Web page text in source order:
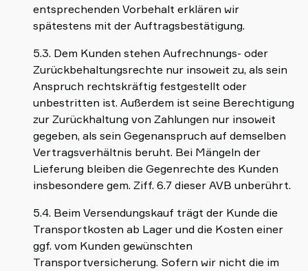
entsprechenden Vorbehalt erklären wir
spätestens mit der Auftragsbestätigung.
5.3. Dem Kunden stehen Aufrechnungs- oder
Zurückbehaltungsrechte nur insoweit zu, als sein
Anspruch rechtskräftig festgestellt oder
unbestritten ist. Außerdem ist seine Berechtigung
zur Zurückhaltung von Zahlungen nur insoweit
gegeben, als sein Gegenanspruch auf demselben
Vertragsverhältnis beruht. Bei Mängeln der
Lieferung bleiben die Gegenrechte des Kunden
insbesondere gem. Ziff. 6.7 dieser AVB unberührt.
5.4. Beim Versendungskauf trägt der Kunde die
Transportkosten ab Lager und die Kosten einer
ggf. vom Kunden gewünschten
Transportversicherung. Sofern wir nicht die im